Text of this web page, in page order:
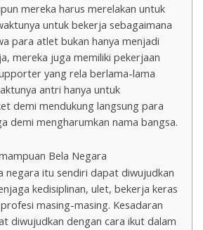
mereka harus merelakan untuk
untuk bekerja sebagaimana
para atlet bukan hanya menjadi
mereka juga memiliki pekerjaan
yang rela berlama-lama
antri hanya untuk
demi mendukung langsung para
demi mengharumkan nama bangsa.
Bela Negara
negara itu sendiri dapat diwujudkan
kedisiplinan, ulet, bekerja keras
masing-masing. Kesadaran
diwujudkan dengan cara ikut dalam